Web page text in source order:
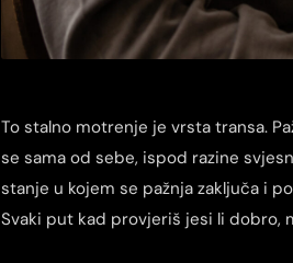
To stalno motrenje je vrsta transa.
se sama od sebe, ispod razine
stanje u kojem se pažnja zaključa i
Svaki put kad provjeriš jesi li dobro,